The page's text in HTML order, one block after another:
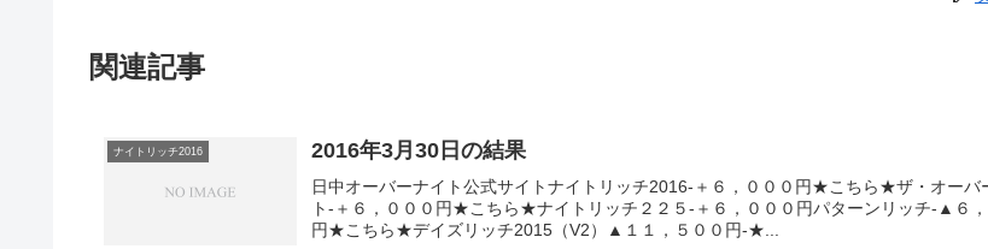
関連記事
ナイトリッチ2016 2016年3月30日の結果
日中オーバーナイト公式サイトナイトリッチ2016-＋６，０００円★こちら★ザ・オーバ
ト-＋６，０００円★こちら★ナイトリッチ２２５-＋６，０００円パターンリッチ-▲６，
円★こちら★デイズリッチ2015（V2）▲１１，５００円-★...